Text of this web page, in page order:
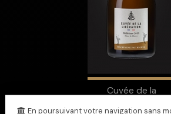
Cuvée de la
En poursuivant votre navigation sans